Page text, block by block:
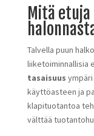
Mitä
Talvella puun
liiketoiminnallisia
tasaisuus
käyttöasteen ja
klapituotantoa
välttää